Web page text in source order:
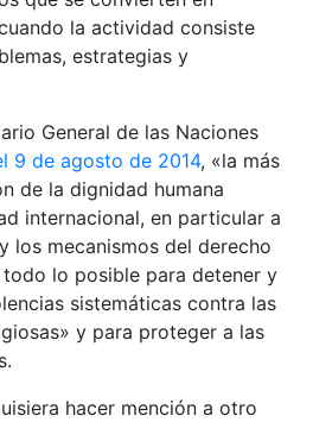
la actividad consiste
estrategias y
General de las Naciones
9 de agosto de 2014, «la más
de la dignidad humana
internacional, en particular a
los mecanismos del derecho
lo posible para detener y
sistemáticas contra las
y para proteger a las
hacer mención a otro